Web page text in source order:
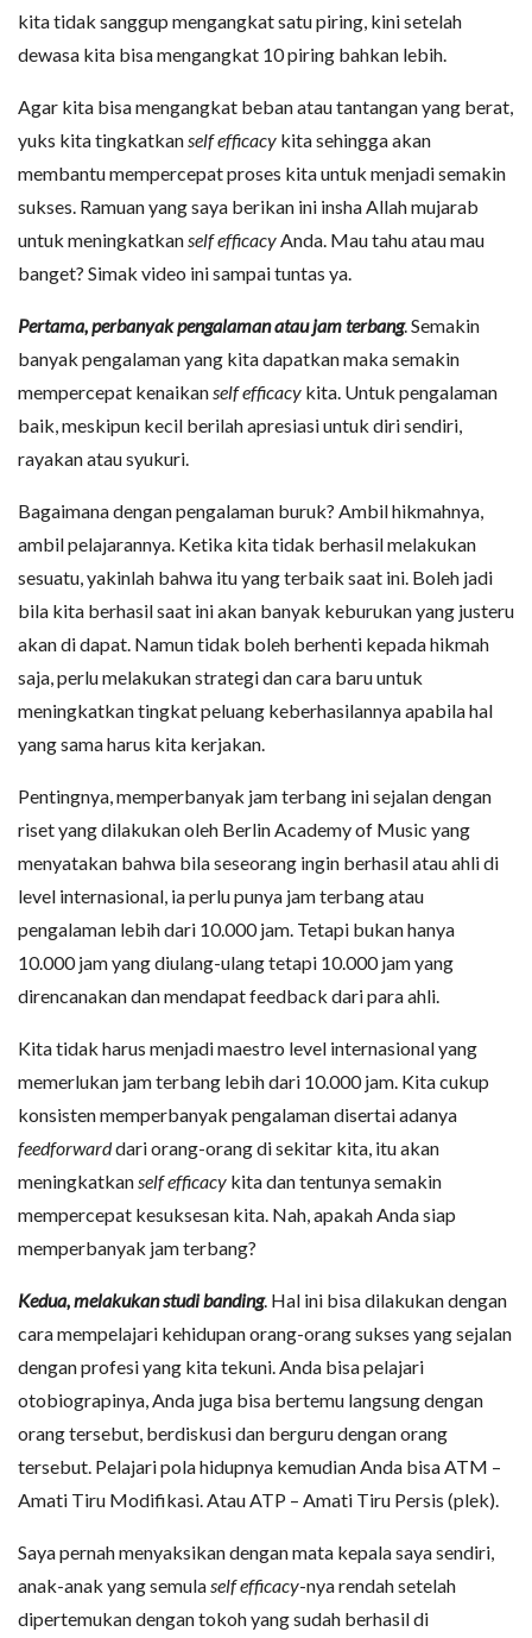
kita tidak sanggup mengangkat satu piring, kini setelah
dewasa kita bisa mengangkat 10 piring bahkan lebih.
Agar kita bisa mengangkat beban atau tantangan yang berat,
yuks kita tingkatkanself efficacy kita sehingga akan
membantu mempercepat proses kita untuk menjadi semakin
sukses. Ramuan yang saya berikan ini insha Allah mujarab
untuk meningkatkanself efficacyAnda. Mau tahu atau mau
banget? Simak video ini sampai tuntas ya.
Pertama, perbanyak pengalaman atau jam terbang. Semakin
banyak pengalaman yang kita dapatkan maka semakin
mempercepat kenaikanself efficacy kita. Untuk pengalaman
baik, meskipun kecil berilah apresiasi untuk diri sendiri,
rayakan atau syukuri.
Bagaimana dengan pengalaman buruk? Ambil hikmahnya,
ambil pelajarannya. Ketika kita tidak berhasil melakukan
sesuatu, yakinlah bahwa itu yang terbaik saat ini. Boleh jadi
bila kita berhasil saat ini akan banyak keburukan yang justeru
akan di dapat. Namun tidak boleh berhenti kepada hikmah
saja, perlu melakukan strategi dan cara baru untuk
meningkatkan tingkat peluang keberhasilannya apabila hal
yang sama harus kita kerjakan.
Pentingnya, memperbanyak jam terbang ini sejalan dengan
riset yang dilakukan oleh Berlin Academy of Music yang
menyatakan bahwa bila seseorang ingin berhasil atau ahli di
level internasional, ia perlu punya jam terbang atau
pengalaman lebih dari 10.000 jam. Tetapi bukan hanya
10.000 jam yang diulang-ulang tetapi 10.000 jam yang
direncanakan dan mendapat feedback dari para ahli.
Kita tidak harus menjadi maestro level internasional yang
memerlukan jam terbang lebih dari 10.000 jam. Kita cukup
konsisten memperbanyak pengalaman disertai adanya
feedforwarddari orang-orang di sekitar kita, itu akan
meningkatkanself efficacy kita dan tentunya semakin
mempercepat kesuksesan kita. Nah, apakah Anda siap
memperbanyak jam terbang?
Kedua, melakukan studi banding. Hal ini bisa dilakukan dengan
cara mempelajari kehidupan orang-orang sukses yang sejalan
dengan profesi yang kita tekuni. Anda bisa pelajari
otobiograpinya, Anda juga bisa bertemu langsung dengan
orang tersebut, berdiskusi dan berguru dengan orang
tersebut. Pelajari pola hidupnya kemudian Anda bisa ATM –
Amati Tiru Modifikasi. Atau ATP – Amati Tiru Persis (plek).
Saya pernah menyaksikan dengan mata kepala saya sendiri,
anak-anak yang semulaself efficacy-nya rendah setelah
dipertemukan dengan tokoh yang sudah berhasil di